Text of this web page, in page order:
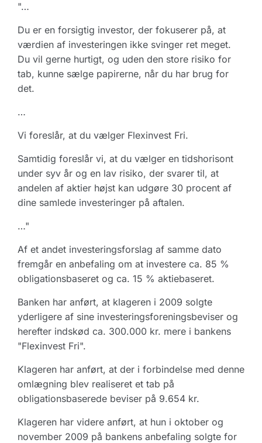
"…
Du er en forsigtig investor, der fokuserer på, at
værdien af investeringen ikke svinger ret meget.
Du vil gerne hurtigt, og uden den store risiko for
tab, kunne sælge papirerne, når du har brug for
det.
…
Vi foreslår, at du vælger Flexinvest Fri.
Samtidig foreslår vi, at du vælger en tidshorisont
under syv år og en lav risiko, der svarer til, at
andelen af aktier højst kan udgøre 30 procent af
dine samlede investeringer på aftalen.
…"
Af et andet investeringsforslag af samme dato
fremgår en anbefaling om at investere ca. 85 %
obligationsbaseret og ca. 15 % aktiebaseret.
Banken har anført, at klageren i 2009 solgte
yderligere af sine investeringsforeningsbeviser og
herefter indskød ca. 300.000 kr. mere i bankens
"Flexinvest Fri".
Klageren har anført, at der i forbindelse med denne
omlægning blev realiseret et tab på
obligationsbaserede beviser på 9.654 kr.
Klageren har videre anført, at hun i oktober og
november 2009 på bankens anbefaling solgte for